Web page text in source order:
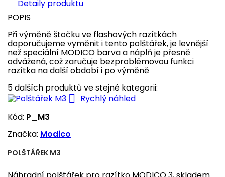
Detaily produktu
POPIS
Při výměně štočku ve flashových razítkách
doporučujeme vyměnit i tento polštářek, je levnější
než speciální MODICO barva a náplň je přesně
odvážená, což zaručuje bezproblémovou funkci
razítka na další období i po výměně
5 dalších produktů ve stejné kategorii:

Rychlý náhled
Kód: P_M3
Značka: Modico
POLŠTÁŘEK M3